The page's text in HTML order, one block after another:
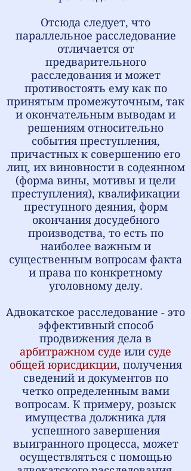
Отсюда следует, что
параллельное расследование
отличается от
предварительного
расследования и может
противостоять ему как по
принятым промежуточным, так
и окончательным выводам и
решениям относительно
события преступления,
причастных к совершению его
лиц, их виновности в содеянном
(форма вины, мотивы и цели
преступления), квалификации
преступного деяния, форм
окончания досудебного
производства, то есть по
наиболее важным и
существенным вопросам факта
и права по конкретному
уголовному делу.
Адвокатское расследование - это
эффективный способ
продвижения дела в
арбитражном суде или суде
общей юрисдикции, получения
сведений и документов по
четко определенным вами
вопросам. К примеру, розыск
имущества должника для
успешного завершения
выигранного процесса, может
осуществляться с помощью